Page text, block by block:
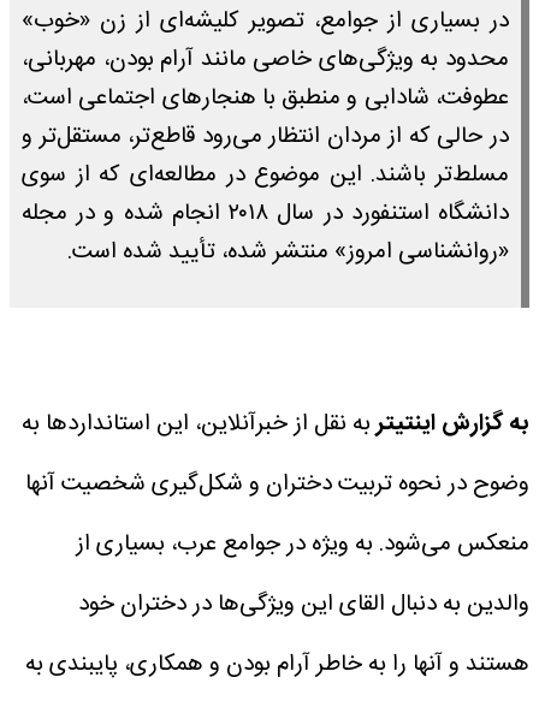
در بسیاری از جوامع، تصویر کلیشه‌ای از زن «خوب»
محدود به ویژگی‌های خاصی مانند آرام بودن، مهربانی،
عطوفت، شادابی و منطبق با هنجارهای اجتماعی است،
در حالی که از مردان انتظار می‌رود قاطع‌تر، مستقل‌تر و
مسلط‌تر باشند. این موضوع در مطالعه‌ای که از سوی
دانشگاه استنفورد در سال ۲۰۱۸ انجام شده و در مجله
«روانشناسی امروز» منتشر شده، تأیید شده است.
به گزارش اینتیتربه نقل از خبرآنلاین، این استانداردها به
وضوح در نحوه تربیت دختران و شکل‌گیری شخصیت آنها
منعکس می‌شود. به ویژه در جوامع عرب، بسیاری از
والدین به دنبال القای این ویژگی‌ها در دختران خود
هستند و آنها را به خاطر آرام بودن و همکاری، پایبندی به